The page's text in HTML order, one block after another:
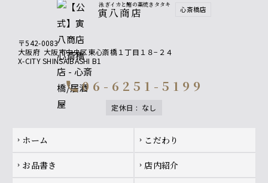
カツオ増量⇒1300円（お一人様３貫から倍の６貫に
増えます）
【もう一品何か欲しい…そんなお客様に】
お料理の追加なども承ります。
＊詳しくお好みを伺いたいので、お電話でご相談下
さるとスムーズです！
泳ぎイカと鰹の藁焼きタタキ
寅八商店 心斎橋店
〒542-0083
大阪府 大阪市中央区東心斎橋１丁目１８−２４
X-CITY SHINSAIBASHI B1
call 06-6251-5199
定休日 : なし
Footer navigation
chevron_right ホーム chevron_right こだわり
chevron_right お品書き chevron_right 店内紹介